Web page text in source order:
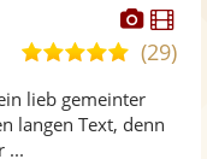
Fotos
5,0
5
(29)
lieb gemeinter
langen Text, denn
...